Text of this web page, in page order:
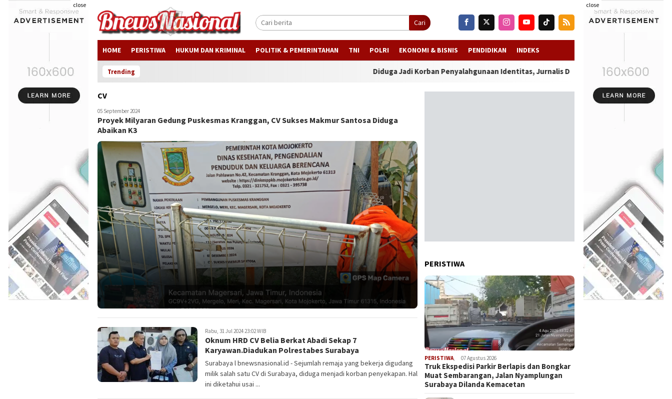
close close
Cari
HOME PERISTIWA HUKUM DAN KRIMINAL POLITIK & PEMERINTAHAN TNI POLRI EKONOMI & BISNIS PENDIDIKAN INDEKS
Trending Diduga Jadi Korban Penyalahgunaan Identitas, Jurnalis Delikjatim.com Tempuh Jalur Hukum
CV
05 September 2024
Proyek Milyaran Gedung Puskesmas Kranggan, CV Sukses Makmur Santosa Diduga
Abaikan K3
Rabu, 31 Jul 2024 23:02 WIB
Oknum HRD CV Belia Berkat Abadi Sekap 7
Karyawan.Diadukan Polrestabes Surabaya
Surabaya l bnewsnasional.id - Sejumlah remaja yang bekerja digudang
milik salah satu CV di Surabaya, diduga menjadi korban penyekapan. Hal
ini diketahui usai ...
PERISTIWA
PERISTIWA 07 Agustus 2026
Truk Ekspedisi Parkir Berlapis dan Bongkar
Muat Sembarangan, Jalan Nyamplungan
Surabaya Dilanda Kemacetan